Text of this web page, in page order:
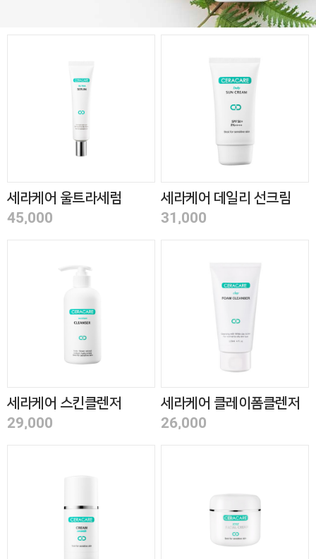
세라케어 울트라세럼
40ml 1+1
45,000
세라케어 데일리 선크림
50ml(SPF50+)
31,000
세라케어 스킨클렌저
250ml
29,000
세라케어 클레이폼클렌저
120ml 1+1
26,000